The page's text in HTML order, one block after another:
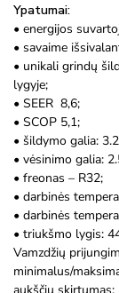
Ypatumai:
• energijos
• savaime
• unikali grindų
lygyje;
• SEER 8,6;
• SCOP 5,1;
• šildymo galia:
• vėsinimo galia:
• freonas – R32;
• darbinės
• darbinės
• triukšmo lygis:
Vamzdžių
minimalus/
aukščių skirtumas: